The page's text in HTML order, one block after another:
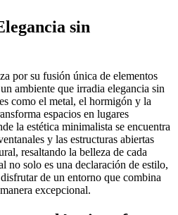
sin
por su fusión única de elementos
ambiente que irradia elegancia sin
como el metal, el hormigón y la
espacios en lugares
la estética minimalista se encuentra
y las estructuras abiertas
resaltando la belleza de cada
no solo es una declaración de estilo,
de un entorno que combina
excepcional.